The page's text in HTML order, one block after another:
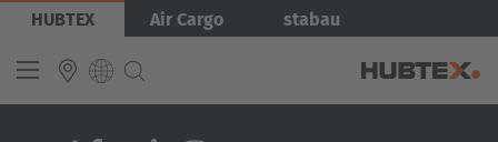
Aller
contenu
HUBTEX Air Cargo stabau